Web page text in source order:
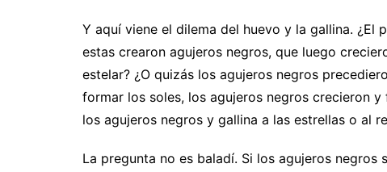
Y aquí viene el dilema del huevo y la gallina. ¿El
estas crearon agujeros negros, que luego
estelar? ¿O quizás los agujeros negros
formar los soles, los agujeros negros crecieron
los agujeros negros y gallina a las estrellas o al
La pregunta no es baladí. Si los agujeros negros